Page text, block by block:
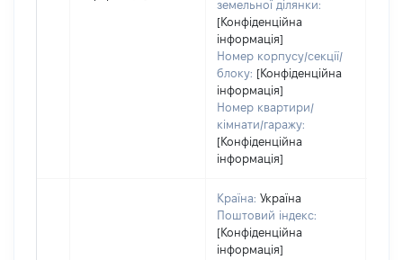
земельної ділянки:
[Конфіденційна
інформація]
Номер корпусу/секції/
блоку: [Конфіденційна
інформація]
Номер квартири/
кімнати/гаражу:
[Конфіденційна
інформація]
Країна: Україна
Поштовий індекс:
[Конфіденційна
інформація]